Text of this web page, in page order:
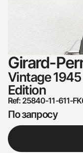
Girard-
Vintage
Edition
Ref: 25840-11-611-
По запросу